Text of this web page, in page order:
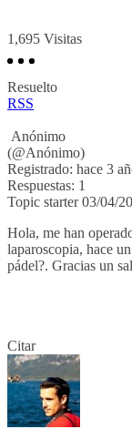
1,695 Visitas
Resuelto
RSS
Anónimo
(@Anónimo)
Registrado: hace 3
Respuestas: 1
Topic starter03/04/
Hola, me han
laparoscopia, hace
pádel?. Gracias un
Citar